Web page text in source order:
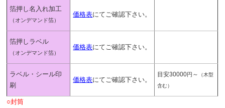
箔押し名入れ加工
（オンデマンド箔）
価格表にてご確認下さい。
箔押しラベル
（オンデマンド箔）
価格表にてご確認下さい。
ラベル・シール印
刷
価格表にてご確認下さい。
目安30000円 ～
（木型
含む）
○封筒